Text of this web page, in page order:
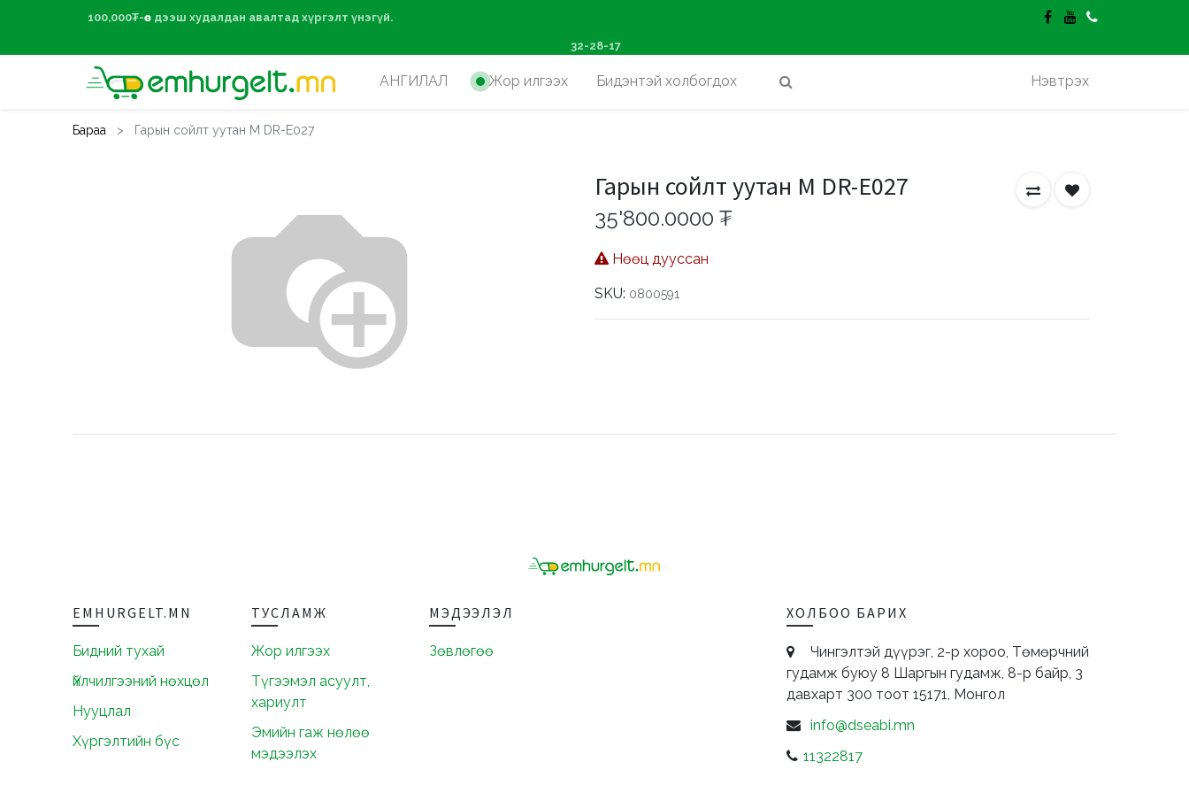
100,000₮-өөс дээш худалдан авалтад хүргэлт үнэгүй.
32-28-17
АНГИЛАЛ Жор илгээх Бидэнтэй холбогдох Нэвтрэх
Бараа Гарын сойлт уутан M DR-E027
Гарын сойлт уутан M DR-E027
35'800.0000 ₮
Нөөц дууссан
SKU: 0800591
EMHURGELT.MN
Бидний тухай
Үйлчилгээний нөхцөл
Нууцлал
Хүргэлтийн бүс
ТУСЛАМЖ
Жор илгээх
Түгээмэл асуулт,
хариулт
Эмийн гаж нөлөө
мэдээлэх
МЭДЭЭЛЭЛ
Зөвлөгөө
ХОЛБОО БАРИХ
Чингэлтэй дүүрэг, 2-р хороо, Төмөрчний
гудамж буюу 8 Шаргын гудамж, 8-р байр, 3
давхарт 300 тоот 15171, Монгол
info@dseabi.mn
11322817